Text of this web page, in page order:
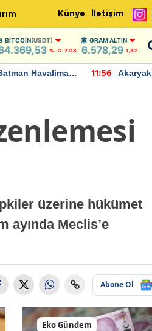
Künye İletişim
BITCOIN(USDT)
%-0.703
GRAM ALTIN
6.578,29 1,32
Havalimanı
11:56
üzerine hükümet
ayında Meclis’e
Abone Ol
Eko Gündem